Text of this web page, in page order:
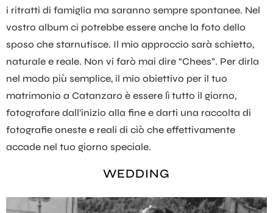
i ritratti di famiglia ma saranno sempre spontanee. Nel
vostro album ci potrebbe essere anche la foto dello
sposo che starnutisce. Il mio approccio sarà schietto,
naturale e reale. Non vi farò mai dire “Chees”. Per dirla
nel modo più semplice, il mio obiettivo per il tuo
matrimonio a Catanzaro è essere lì tutto il giorno,
fotografare dall’inizio alla fine e darti una raccolta di
fotografie oneste e reali di ciò che effettivamente
accade nel tuo giorno speciale.
WEDDING